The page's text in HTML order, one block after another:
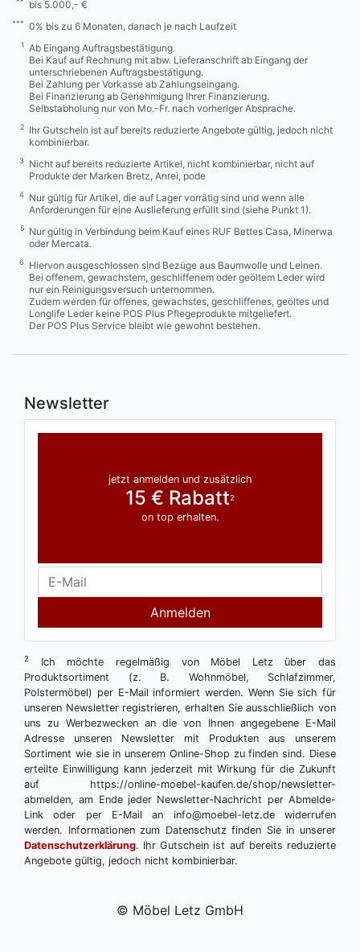
bis 5.000,- €
*** 0% bis zu 6 Monaten, danach je nach Laufzeit
1
Ab Eingang Auftragsbestätigung.
Bei Kauf auf Rechnung mit abw. Lieferanschrift ab Eingang der
unterschriebenen Auftragsbestätigung.
Bei Zahlung per Vorkasse ab Zahlungseingang.
Bei Finanzierung ab Genehmigung Ihrer Finanzierung.
Selbstabholung nur von Mo.-Fr. nach vorheriger Absprache.
2
Ihr Gutschein ist auf bereits reduzierte Angebote gültig, jedoch nicht
kombinierbar.
3
Nicht auf bereits reduzierte Artikel, nicht kombinierbar, nicht auf
Produkte der Marken Bretz, Anrei, pode
4
Nur gültig für Artikel, die auf Lager vorrätig sind und wenn alle
Anforderungen für eine Auslieferung erfüllt sind (siehe Punkt 1).
5
Nur gültig in Verbindung beim Kauf eines RUF Bettes Casa, Minerwa
oder Mercata.
6
Hiervon ausgeschlossen sind Bezüge aus Baumwolle und Leinen.
Bei offenem, gewachstem, geschliffenem oder geöltem Leder wird
nur ein Reinigungsversuch unternommen.
Zudem werden für offenes, gewachstes, geschliffenes, geöltes und
Longlife Leder keine POS Plus Pflegeprodukte mitgeliefert.
Der POS Plus Service bleibt wie gewohnt bestehen.
Newsletter
jetzt anmelden und zusätzlich
15 € Rabatt2
on top erhalten.
Anmelden
2
Ich möchte regelmäßig von Möbel Letz über das
Produktsortiment (z. B. Wohnmöbel, Schlafzimmer,
Polstermöbel) per E-Mail informiert werden. Wenn Sie sich für
unseren Newsletter registrieren, erhalten Sie ausschließlich von
uns zu Werbezwecken an die von Ihnen angegebene E-Mail
Adresse unseren Newsletter mit Produkten aus unserem
Sortiment wie sie in unserem Online-Shop zu finden sind. Diese
erteilte Einwilligung kann jederzeit mit Wirkung für die Zukunft
auf https://online-moebel-kaufen.de/shop/newsletter-
abmelden, am Ende jeder Newsletter-Nachricht per Abmelde-
Link oder per E-Mail an info@moebel-letz.de widerrufen
werden. Informationen zum Datenschutz finden Sie in unserer
Datenschutzerklärung. Ihr Gutschein ist auf bereits reduzierte
Angebote gültig, jedoch nicht kombinierbar.
© Möbel Letz GmbH